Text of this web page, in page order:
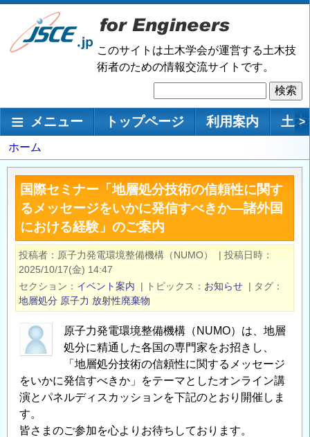
メ
ン
移
このサイトは土木学会が運営する土木技
術者のための情報交流サイトです。
索
メインナビゲーション
メニュー トップページ 利用案内 土 >
パ
ン
く
ホーム
国際セミナー「地層処分技術の信頼性に関す
るメッセージをいかに発信すべきか―諸外国
における経験」のご案内
投稿者 原子力発電環境整備機構（NUMO） | 投稿日時
2025/10/17(金) 14:47
セクション
イベント案内 | トピックス お知らせ | タグ
地層処分 原子力 放射性廃棄物
原子力発電環境整備機構（NUMO）は、地層
処分に精通した各国の専門家をお招きし、
「地層処分技術の信頼性に関するメッセージ
をいかに発信すべきか」をテーマとしたオンライン講
演とパネルディスカッションを下記のとおり開催しま
す。
皆さまのご参加を心よりお待ちしております。